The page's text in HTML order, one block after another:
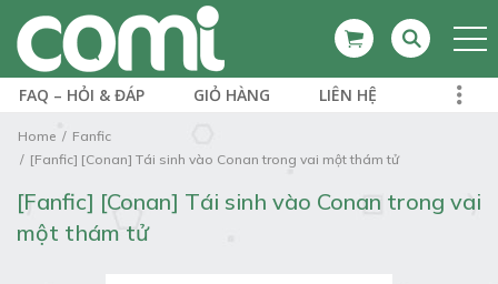
FAQ – HỎI & ĐÁP GIỎ HÀNG LIÊN HỆ
Home
Fanfic
[Fanfic] [Conan] Tái sinh vào Conan trong vai một thám tử
[Fanfic] [Conan] Tái sinh vào Conan trong vai
một thám tử